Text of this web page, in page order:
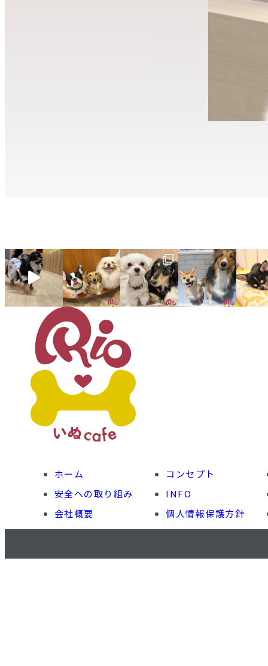
ホーム
コンセプト
安全への取り組み
INFO
会社概要
個人情報保護方針